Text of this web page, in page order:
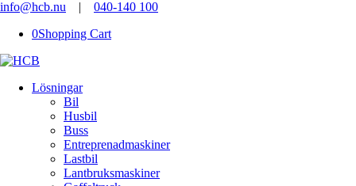
info@hcb.nu | 040-140 100
0Shopping Cart
Lösningar
Bil
Husbil
Buss
Entreprenadmaskiner
Lastbil
Lantbruksmaskiner